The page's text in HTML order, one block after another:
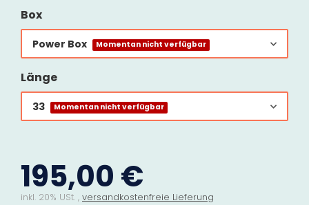
Box
Power Box Momentan nicht verfügbar
Länge
33 Momentan nicht verfügbar
195,00 €
inkl. 20% USt. , versandkostenfreie Lieferung